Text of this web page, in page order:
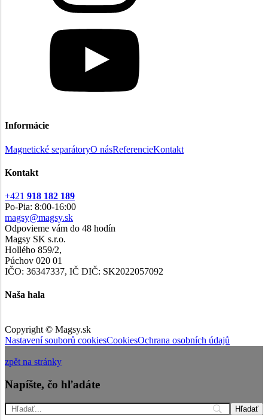
Informácie
Magnetické separátoryO násReferencieKontakt
Kontakt
+421 918 182 189
Po-Pia: 8:00-16:00
magsy@magsy.sk
Odpovieme vám do 48 hodín
Magsy SK s.r.o.
Hollého 859/2,
Púchov 020 01
IČO: 36347337, IČ DIČ: SK2022057092
Naša hala
Copyright © Magsy.sk
Nastavení souborů cookiesCookiesOchrana osobních údajů
zpět na stránky
Napíšte, čo hľadáte